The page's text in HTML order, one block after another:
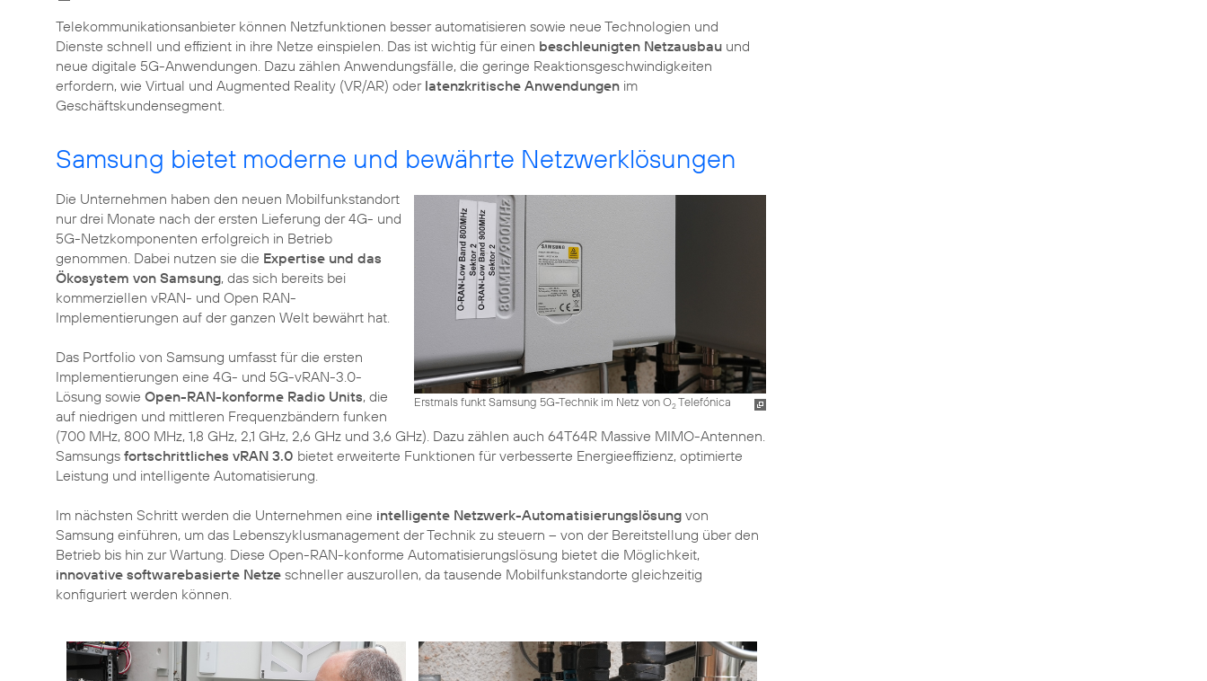
Telekommunikationsanbieter können Netzfunktionen besser automatisieren sowie neue Technologien und
Dienste schnell und effizient in ihre Netze einspielen. Das ist wichtig für einen beschleunigten Netzausbau und
neue digitale 5G-Anwendungen. Dazu zählen Anwendungsfälle, die geringe Reaktionsgeschwindigkeiten
erfordern, wie Virtual und Augmented Reality (VR/AR) oder latenzkritische Anwendungen im
Geschäftskundensegment.
Samsung bietet moderne und bewährte Netzwerklösungen
Erstmals funkt Samsung 5G-Technik im Netz von O2Telefónica
Die Unternehmen haben den neuen Mobilfunkstandort
nur drei Monate nach der ersten Lieferung der 4G- und
5G-Netzkomponenten erfolgreich in Betrieb
genommen. Dabei nutzen sie die Expertise und das
Ökosystem von Samsung, das sich bereits bei
kommerziellen vRAN- und Open RAN-
Implementierungen auf der ganzen Welt bewährt hat.
Das Portfolio von Samsung umfasst für die ersten
Implementierungen eine 4G- und 5G-vRAN-3.0-
Lösung sowie Open-RAN-konforme Radio Units, die
auf niedrigen und mittleren Frequenzbändern funken
(700 MHz, 800 MHz, 1,8 GHz, 2,1 GHz, 2,6 GHz und 3,6 GHz). Dazu zählen auch 64T64R Massive MIMO-Antennen.
Samsungs fortschrittliches vRAN 3.0 bietet erweiterte Funktionen für verbesserte Energieeffizienz, optimierte
Leistung und intelligente Automatisierung.
Im nächsten Schritt werden die Unternehmen eine intelligente Netzwerk-Automatisierungslösung von
Samsung einführen, um das Lebenszyklusmanagement der Technik zu steuern – von der Bereitstellung über den
Betrieb bis hin zur Wartung. Diese Open-RAN-konforme Automatisierungslösung bietet die Möglichkeit,
innovative softwarebasierte Netze schneller auszurollen, da tausende Mobilfunkstandorte gleichzeitig